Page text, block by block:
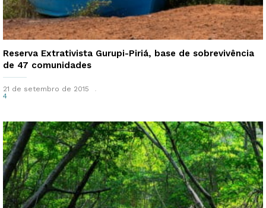
Reserva Extrativista Gurupi-Piriá, base de sobrevivência
de 47 comunidades
21 de setembro de 2015
4